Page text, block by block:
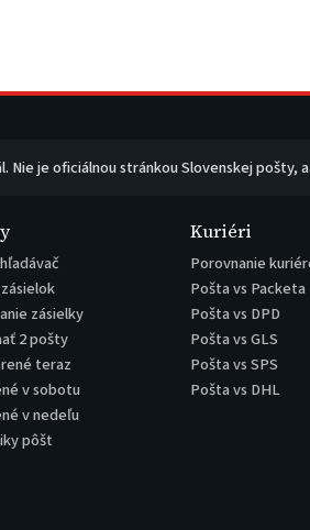
Nie je oficiálnou stránkou Slovenskej pošty,
zásielky
2 pošty
teraz
v sobotu
v nedeľu
pôšt
Kuriéri
Porovnanie
Pošta vs Packeta
Pošta vs DPD
Pošta vs GLS
Pošta vs SPS
Pošta vs DHL